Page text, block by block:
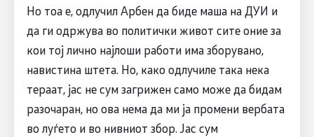
Но тоа е, одлучил Арбен да биде маша на ДУИ и
да ги одржува во политички живот сите оние за
кои тој лично најлоши работи има зборувано,
навистина штета. Но, како одлучиле така нека
тераат, јас не сум загрижен само може да бидам
разочаран, но ова нема да ми ја промени вербата
во луѓето и во нивниот збор. Јас сум